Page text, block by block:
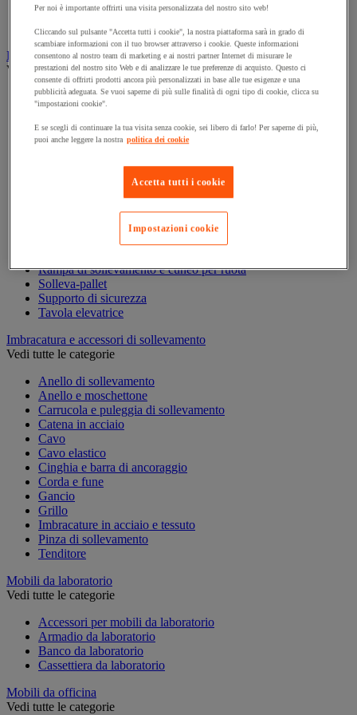
Carrello per la preparazione di ordini
Carrello pieghevole
Elevatore, paranco e apparecchi di sollevamento
Vedi tutte le categorie
Argano di sollevamento, alaggio e trazione
Bilancino di sollevamento
Carrello elevatore
Cilindro idraulico
Elevatori di merci
Gru a portale da officina
Gru idraulica da officina
Magnete di sollevamento
Paranco di sollevamento
Rampa di sollevamento e cuneo per ruota
Solleva-pallet
Supporto di sicurezza
Tavola elevatrice
Imbracatura e accessori di sollevamento
Vedi tutte le categorie
Anello di sollevamento
Anello e moschettone
Carrucola e puleggia di sollevamento
Catena in acciaio
Cavo
Cavo elastico
Cinghia e barra di ancoraggio
Corda e fune
Gancio
Grillo
Imbracature in acciaio e tessuto
Pinza di sollevamento
Tenditore
Mobili da laboratorio
Vedi tutte le categorie
Accessori per mobili da laboratorio
Armadio da laboratorio
Banco da laboratorio
Cassettiera da laboratorio
Mobili da officina
Vedi tutte le categorie
Per noi è importante offrirti una visita personalizzata del nostro sito web!
Cliccando sul pulsante "Accetta tutti i cookie", la nostra piattaforma sarà in grado di
scambiare informazioni con il tuo browser attraverso i cookie. Queste informazioni
consentono al nostro team di marketing e ai nostri partner Internet di misurare le
prestazioni del nostro sito Web e di analizzare le tue preferenze di acquisto. Questo ci
consente di offrirti prodotti ancora più personalizzati in base alle tue esigenze e una
pubblicità adeguata. Se vuoi saperne di più sulle finalità di ogni tipo di cookie, clicca su
"impostazioni cookie".
E se scegli di continuare la tua visita senza cookie, sei libero di farlo! Per saperne di più,
puoi anche leggere la nostra politica dei cookie
Accetta tutti i cookie
Impostazioni cookie